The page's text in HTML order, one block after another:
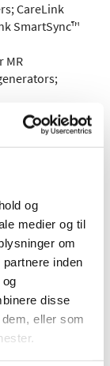
og
medier og til
om
inden
disse
eller som
CareLink
SmartSync™
MR
cardioverter
therapy
Evera MRI
with
P) and
SureScan™
Visia